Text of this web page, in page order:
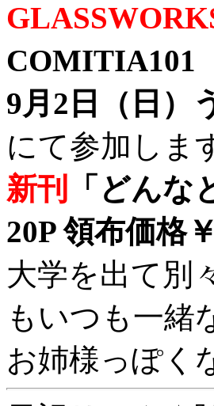
COMITIA101
9月2日（日）
にて参加しま
新刊
「どん
20P 領布価格
大学を出て別
もいつも一緒
お姉様っぽく